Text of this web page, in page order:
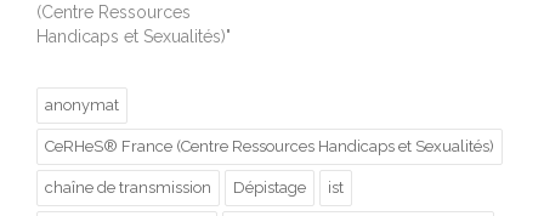
(Centre Ressources
Handicaps et Sexualités)"
anonymat
CeRHeS® France (Centre Ressources Handicaps et Sexualités)
chaîne de transmission Dépistage ist